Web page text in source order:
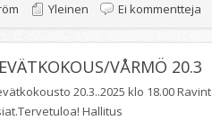
Yleinen Ei kommentteja
VÅRMÖ 20.3
20.3..2025 klo 18.00
Hallitus